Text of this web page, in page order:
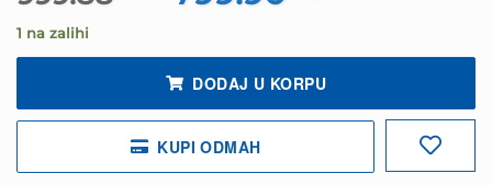
cijena
je:
999.88 KM.
799.90 KM.
1 na zalihi
DODAJ U KORPU
KUPI ODMAH